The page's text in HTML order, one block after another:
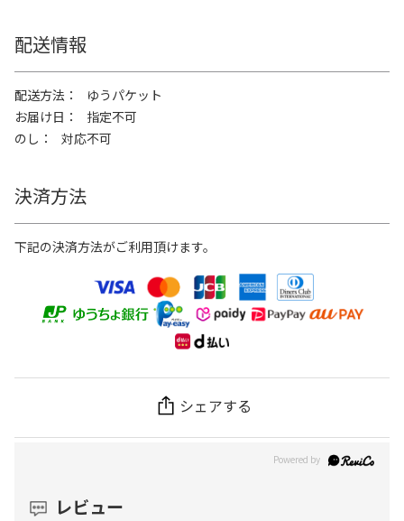
配送情報
配送方法
ゆうパケット
お届け日
指定不可
のし
対応不可
決済方法
下記の決済方法がご利用頂けます。
シェアする
レビュー